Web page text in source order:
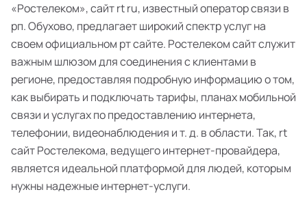
«Ростелеком», сайт rt ru, известный оператор связи в
рп. Обухово, предлагает широкий спектр услуг на
своем официальном рт сайте. Ростелеком сайт служит
важным шлюзом для соединения с клиентами в
регионе, предоставляя подробную информацию о том,
как выбирать и подключать тарифы, планах мобильной
связи и услугах по предоставлению интернета,
телефонии, видеонаблюдения и т. д. в области. Так, rt
сайт Ростелекома, ведущего интернет-провайдера,
является идеальной платформой для людей, которым
нужны надежные интернет-услуги.